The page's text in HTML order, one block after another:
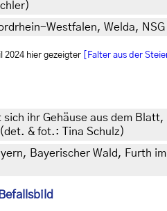
Westfalen, Welda,
2024 hier gezeigter [Falter aus der
sich ihr Gehäuse aus dem
& fot.: Tina Schulz)
Bayerischer Wald, Furth